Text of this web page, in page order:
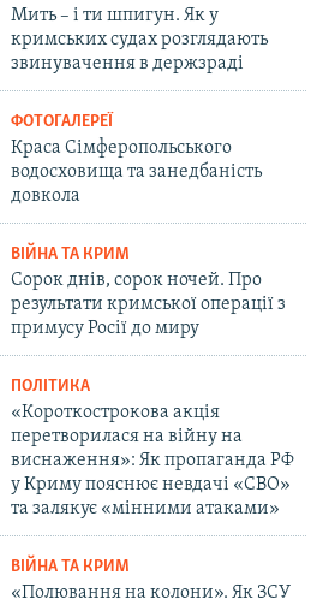
Мить – і ти шпигун. Як у
кримських судах розглядають
звинувачення в держзраді
ФОТОГАЛЕРЕЇ
Краса Сімферопольського
водосховища та занедбаність
довкола
ВІЙНА ТА КРИМ
Сорок днів, сорок ночей. Про
результати кримської операції з
примусу Росії до миру
ПОЛІТИКА
«Короткострокова акція
перетворилася на війну на
виснаження»: Як пропаганда РФ
у Криму пояснює невдачі «СВО»
та залякує «мінними атаками»
ВІЙНА ТА КРИМ
«Полювання на колони». Як ЗСУ